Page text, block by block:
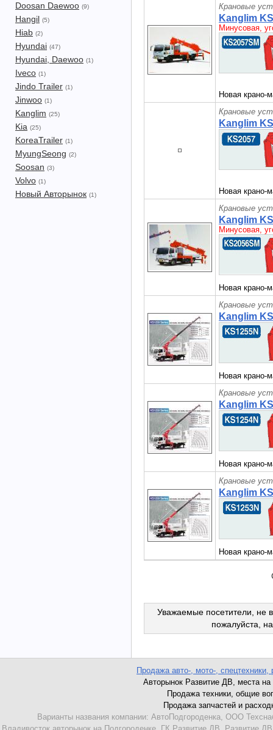
Doosan Daewoo (9)
Hangil (5)
Hiab (2)
Hyundai (47)
Hyundai, Daewoo (1)
Iveco (1)
Jindo Trailer (1)
Jinwoo (1)
Kanglim (25)
Kia (25)
KoreaTrailer (1)
MyungSeong (2)
Soosan (3)
Volvo (1)
Новый Авторынок (1)
Крановые
Kanglim
Минусовая,
Новая крано-
Крановые
Kanglim
Новая крано-
Крановые
Kanglim
Минусовая,
Новая крано-
Крановые
Kanglim
Новая крано-
Крановые
Kanglim
Новая крано-
Крановые
Kanglim
Новая крано-
Уважаемые посетители, не
пожалуйста,
Продажа авто-, мото-,
Авторынок Развитие ДВ, места на
Продажа техники, общие
Продажа запчастей и
Варианты названия компании: АвтоПодгороденка, ООО